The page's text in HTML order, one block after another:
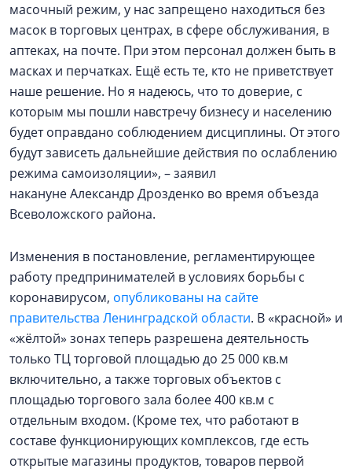
масочный режим, у нас запрещено находиться без
масок в торговых центрах, в сфере обслуживания, в
аптеках, на почте. При этом персонал должен быть в
масках и перчатках. Ещё есть те, кто не приветствует
наше решение. Но я надеюсь, что то доверие, с
которым мы пошли навстречу бизнесу и населению
будет оправдано соблюдением дисциплины. От этого
будут зависеть дальнейшие действия по ослаблению
режима самоизоляции», – заявил
накануне Александр Дрозденко во время объезда
Всеволожского района.
Изменения в постановление, регламентирующее
работу предпринимателей в условиях борьбы с
коронавирусом, опубликованы на сайте
правительства Ленинградской области. В «красной» и
«жёлтой» зонах теперь разрешена деятельность
только ТЦ торговой площадью до 25 000 кв.м
включительно, а также торговых объектов с
площадью торгового зала более 400 кв.м с
отдельным входом. (Кроме тех, что работают в
составе функционирующих комплексов, где есть
открытые магазины продуктов, товаров первой